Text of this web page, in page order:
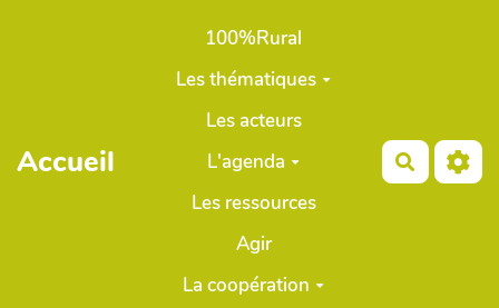
Aller au contenu principal
Accueil
100%Rural
Les thématiques
Les acteurs
L'agenda
Les ressources
Agir
La coopération